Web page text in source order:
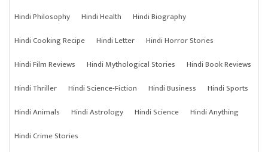
Hindi Philosophy
Hindi Health
Hindi Biography
Hindi Cooking Recipe
Hindi Letter
Hindi Horror Stories
Hindi Film Reviews
Hindi Mythological Stories
Hindi Book Reviews
Hindi Thriller
Hindi Science-Fiction Hindi Business
Hindi Sports
Hindi Animals
Hindi Astrology Hindi Science
Hindi Anything
Hindi Crime Stories